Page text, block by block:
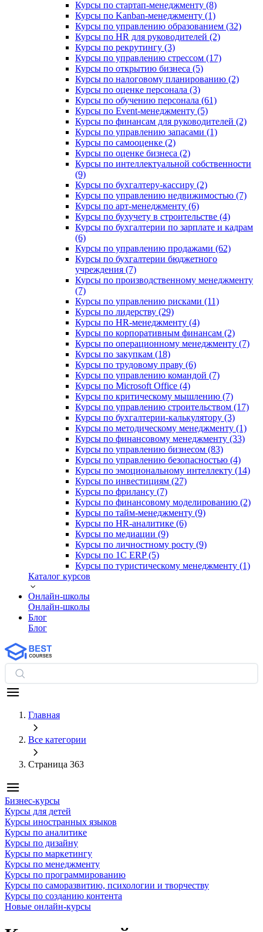
Курсы по стартап-менеджменту (8)
Курсы по Kanban-менеджменту (1)
Курсы по управлению образованием (32)
Курсы по HR для руководителей (2)
Курсы по рекрутингу (3)
Курсы по управлению стрессом (17)
Курсы по открытию бизнеса (5)
Курсы по налоговому планированию (2)
Курсы по оценке персонала (3)
Курсы по обучению персонала (61)
Курсы по Event-менеджменту (5)
Курсы по финансам для руководителей (2)
Курсы по управлению запасами (1)
Курсы по самооценке (2)
Курсы по оценке бизнеса (2)
Курсы по интеллектуальной собственности
(9)
Курсы по бухгалтеру-кассиру (2)
Курсы по управлению недвижимостью (7)
Курсы по арт-менеджменту (6)
Курсы по бухучету в строительстве (4)
Курсы по бухгалтерии по зарплате и кадрам
(6)
Курсы по управлению продажами (62)
Курсы по бухгалтерии бюджетного
учреждения (7)
Курсы по производственному менеджменту
(7)
Курсы по управлению рисками (11)
Курсы по лидерству (29)
Курсы по HR-менеджменту (4)
Курсы по корпоративным финансам (2)
Курсы по операционному менеджменту (7)
Курсы по закупкам (18)
Курсы по трудовому праву (6)
Курсы по управлению командой (7)
Курсы по Microsoft Office (4)
Курсы по критическому мышлению (7)
Курсы по управлению строительством (17)
Курсы по бухгалтерии-калькулятору (3)
Курсы по методическому менеджменту (1)
Курсы по финансовому менеджменту (33)
Курсы по управлению бизнесом (83)
Курсы по управлению безопасностью (4)
Курсы по эмоциональному интеллекту (14)
Курсы по инвестициям (27)
Курсы по фрилансу (7)
Курсы по финансовому моделированию (2)
Курсы по тайм-менеджменту (9)
Курсы по HR-аналитике (6)
Курсы по медиации (9)
Курсы по личностному росту (9)
Курсы по 1С ERP (5)
Курсы по туристическому менеджменту (1)
Каталог курсов
Онлайн-школы
Онлайн-школы
Блог
Блог
Главная
Все категории
Страница 363
Бизнес-курсы
Курсы для детей
Курсы иностранных языков
Курсы по аналитике
Курсы по дизайну
Курсы по маркетингу
Курсы по менеджменту
Курсы по программированию
Курсы по саморазвитию, психологии и творчеству
Курсы по созданию контента
Новые онлайн‑курсы